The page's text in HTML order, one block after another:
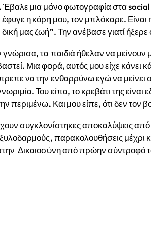
μια μόνο φωτογραφία στα social
έφυγε η κόρη μου, τον μπλόκαρε.
μας ζωή”. Την ανέβασε γιατί ήξερε
τα παιδιά ήθελαν να
Μια φορά, αυτός μου είχε κάνει
να την ενθαρρύνω εγώ να
Του είπα, το κρεβάτι της είναι
περιμένω. Και μου είπε, ότι δεν τον
συγκλονίστηκες αποκαλύψεις
παρακολουθήσεις μέχρι
Δικαιοσύνη από πρώην σύντροφό